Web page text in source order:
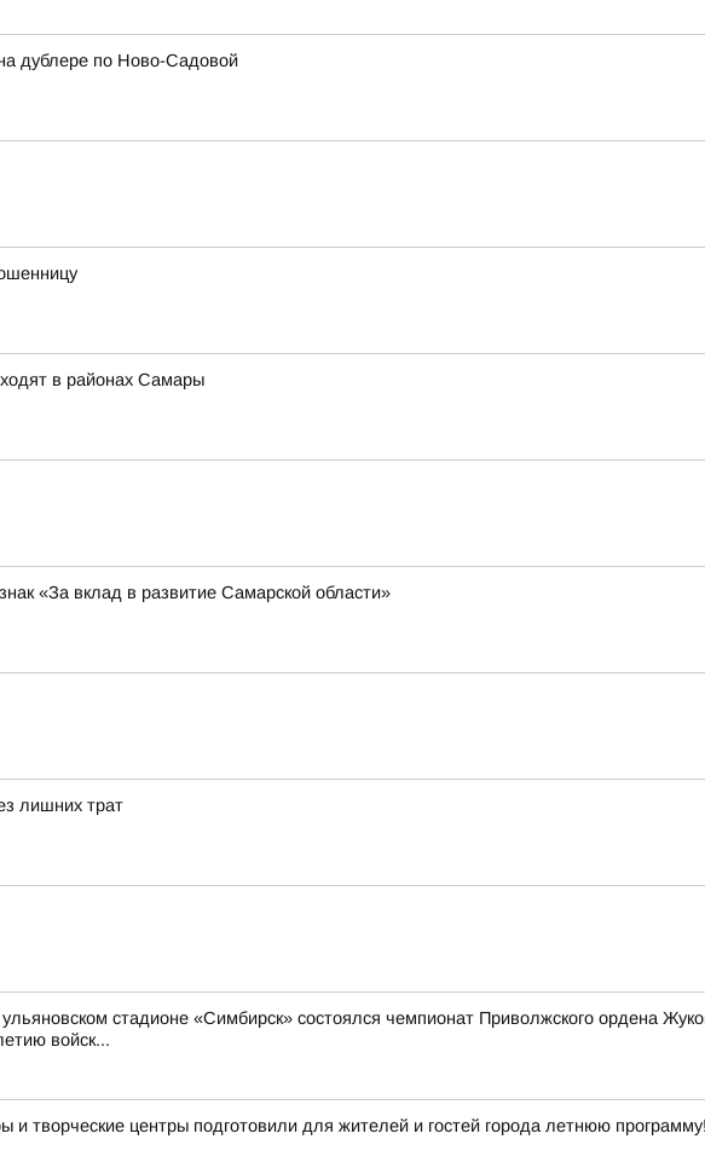
дублере по Ново-Садовой
в районах Самары
«За вклад в развитие Самарской области»
лишних трат
стадионе «Симбирск» состоялся чемпионат Приволжского ордена
войск...
и творческие центры подготовили для жителей и гостей города летнюю